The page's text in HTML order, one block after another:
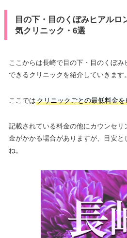
目の下・目のくぼみヒアルロ
気クリニック・6選
ここからは長崎で目の下・目のくぼ
できるクリニックを紹介していきます。
ここではクリニックごとの最低料金
記載されている料金の他にカウンセ
金がかかる場合がありますが、目安
ね。